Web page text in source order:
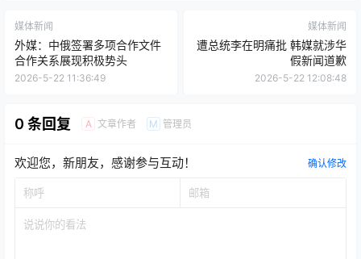
媒体新闻
外媒：中俄签署多项合作文件
合作关系展现积极势头
2026-5-22 11:36:49
媒体新闻
遭总统李在明痛批 韩媒就涉华
假新闻道歉
2026-5-22 12:08:48
0 条回复 A 文章作者 M 管理员
欢迎您，新朋友，感谢参与互动！ 确认修改